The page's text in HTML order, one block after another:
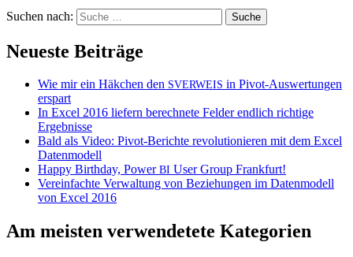
Suchen nach:
Neueste Beiträge
Wie mir ein Häkchen den SVERWEIS in Pivot-Auswertungen
erspart
In Excel 2016 liefern berechnete Felder endlich richtige
Ergebnisse
Bald als Video: Pivot-Berichte revolutionieren mit dem Excel
Datenmodell
Happy Birthday, PowerBI User Group Frankfurt!
Vereinfachte Verwaltung von Beziehungen im Datenmodell
von Excel 2016
Am meisten verwendetete Kategorien